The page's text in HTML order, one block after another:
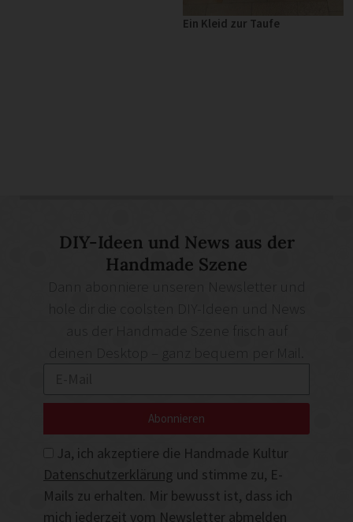
Ein Kleid zur Taufe
DIY-Ideen und News aus der
Handmade Szene
deinen Desktop – ganz bequem per Mail.
Ja, ich akzeptiere die Handmade Kultur
Datenschutzerklärung und stimme zu, E-
Mails zu erhalten. Mir bewusst ist, dass ich
mich jederzeit vom Newsletter abmelden
Abonnieren